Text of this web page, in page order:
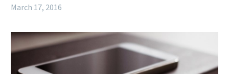
March 17, 2016